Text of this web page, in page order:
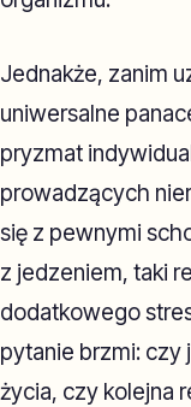
Jednakże, zanim
uniwersalne
pryzmat
prowadzących
się z pewnymi
z jedzeniem, taki
dodatkowego
pytanie brzmi: czy
życia, czy kolejna